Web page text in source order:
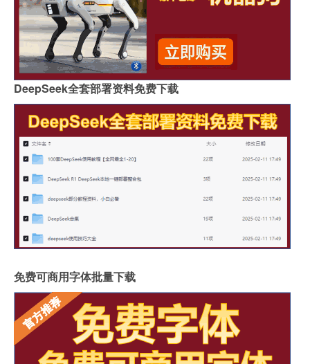
DeepSeek全套部署资料免费下载
免费可商用字体批量下载